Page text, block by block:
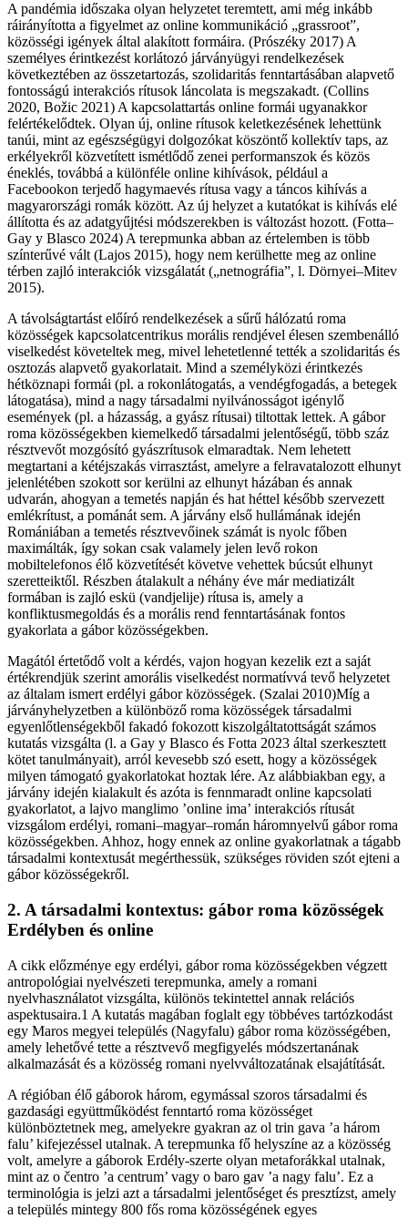
A pandémia időszaka olyan helyzetet teremtett, ami még inkább
ráirányította a figyelmet az online kommunikáció „grassroot”,
közösségi igények által alakított formáira. (Prószéky 2017) A
személyes érintkezést korlátozó járványügyi rendelkezések
következtében az összetartozás, szolidaritás fenntartásában alapvető
fontosságú interakciós rítusok láncolata is megszakadt. (Collins
2020, Božic 2021) A kapcsolattartás online formái ugyanakkor
felértékelődtek. Olyan új, online rítusok keletkezésének lehettünk
tanúi, mint az egészségügyi dolgozókat köszöntő kollektív taps, az
erkélyekről közvetített ismétlődő zenei performanszok és közös
éneklés, továbbá a különféle online kihívások, például a
Facebookon terjedő hagymaevés rítusa vagy a táncos kihívás a
magyarországi romák között. Az új helyzet a kutatókat is kihívás elé
állította és az adatgyűjtési módszerekben is változást hozott. (Fotta–
Gay y Blasco 2024) A terepmunka abban az értelemben is több
színterűvé vált (Lajos 2015), hogy nem kerülhette meg az online
térben zajló interakciók vizsgálatát („netnográfia”, l. Dörnyei–Mitev
2015).
A távolságtartást előíró rendelkezések a sűrű hálózatú roma
közösségek kapcsolatcentrikus morális rendjével élesen szembenálló
viselkedést követeltek meg, mivel lehetetlenné tették a szolidaritás és
osztozás alapvető gyakorlatait. Mind a személyközi érintkezés
hétköznapi formái (pl. a rokonlátogatás, a vendégfogadás, a betegek
látogatása), mind a nagy társadalmi nyilvánosságot igénylő
események (pl. a házasság, a gyász rítusai) tiltottak lettek. A gábor
roma közösségekben kiemelkedő társadalmi jelentőségű, több száz
résztvevőt mozgósító gyászrítusok elmaradtak. Nem lehetett
megtartani a kétéjszakás virrasztást, amelyre a felravatalozott elhunyt
jelenlétében szokott sor kerülni az elhunyt házában és annak
udvarán, ahogyan a temetés napján és hat héttel később szervezett
emlékrítust, a pománát sem. A járvány első hullámának idején
Romániában a temetés résztvevőinek számát is nyolc főben
maximálták, így sokan csak valamely jelen levő rokon
mobiltelefonos élő közvetítését követve vehettek búcsút elhunyt
szeretteiktől. Részben átalakult a néhány éve már mediatizált
formában is zajló eskü (vandjelije) rítusa is, amely a
konfliktusmegoldás és a morális rend fenntartásának fontos
gyakorlata a gábor közösségekben.
Magától értetődő volt a kérdés, vajon hogyan kezelik ezt a saját
értékrendjük szerint amorális viselkedést normatívvá tevő helyzetet
az általam ismert erdélyi gábor közösségek. (Szalai 2010)Míg a
járványhelyzetben a különböző roma közösségek társadalmi
egyenlőtlenségekből fakadó fokozott kiszolgáltatottságát számos
kutatás vizsgálta (l. a Gay y Blasco és Fotta 2023 által szerkesztett
kötet tanulmányait), arról kevesebb szó esett, hogy a közösségek
milyen támogató gyakorlatokat hoztak lére. Az alábbiakban egy, a
járvány idején kialakult és azóta is fennmaradt online kapcsolati
gyakorlatot, a lajvo manglimo ’online ima’ interakciós rítusát
vizsgálom erdélyi, romani–magyar–román háromnyelvű gábor roma
közösségekben. Ahhoz, hogy ennek az online gyakorlatnak a tágabb
társadalmi kontextusát megérthessük, szükséges röviden szót ejteni a
gábor közösségekről.
2. A társadalmi kontextus: gábor roma közösségek
Erdélyben és online
A cikk előzménye egy erdélyi, gábor roma közösségekben végzett
antropológiai nyelvészeti terepmunka, amely a romani
nyelvhasználatot vizsgálta, különös tekintettel annak relációs
aspektusaira.1 A kutatás magában foglalt egy többéves tartózkodást
egy Maros megyei település (Nagyfalu) gábor roma közösségében,
amely lehetővé tette a résztvevő megfigyelés módszertanának
alkalmazását és a közösség romani nyelvváltozatának elsajátítását.
A régióban élő gáborok három, egymással szoros társadalmi és
gazdasági együttműködést fenntartó roma közösséget
különböztetnek meg, amelyekre gyakran az ol trin gava ’a három
falu’ kifejezéssel utalnak. A terepmunka fő helyszíne az a közösség
volt, amelyre a gáborok Erdély-szerte olyan metaforákkal utalnak,
mint az o čentro ’a centrum’ vagy o baro gav ’a nagy falu’. Ez a
terminológia is jelzi azt a társadalmi jelentőséget és presztízst, amely
a település mintegy 800 fős roma közösségének egyes